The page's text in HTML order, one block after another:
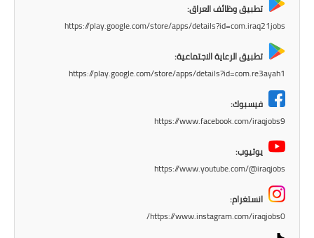
العطل
تطبيق وظائف العراق:
https://play.google.com/store/apps/details?id=com.iraq21jobs
تطبيق الرعاية الاجتماعية:
https://play.google.com/store/apps/details?id=com.re3ayah1
فيسبوك:
https://www.facebook.com/iraqjobs9
يوتيوب:
https://www.youtube.com/@iraqjobs
انستغرام:
https://www.instagram.com/iraqjobs0/